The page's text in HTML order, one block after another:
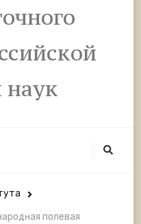
наук
полевая